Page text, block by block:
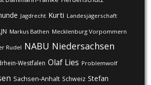
Jagdrecht Kurti Landesjägerschaft
Markus Bathen Mecklenburg Vorpommern
Rudel NABU Niedersachsen
Westfalen Olaf Lies Problemwolf
Sachsen-Anhalt Schweiz Stefan